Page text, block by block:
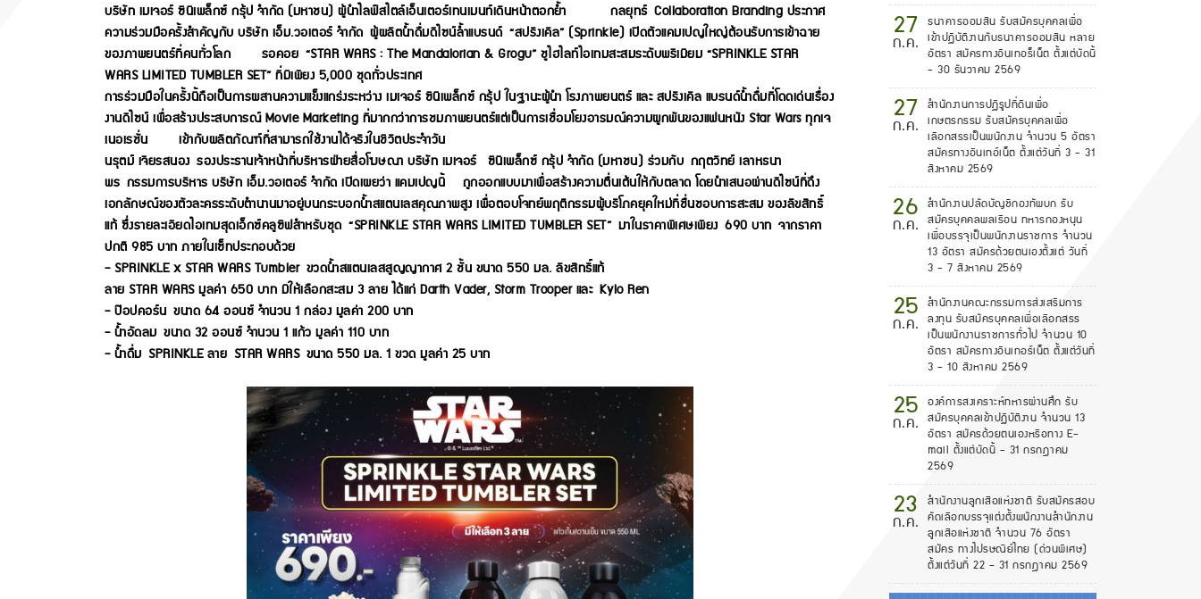
บริษัท เมเจอร์ ซีนีเพล็กซ์ กรุ้ป จำกัด (มหาชน) ผู้นำไลฟ์สไตล์เอ็นเตอร์เทนเมนท์เดินหน้าตอกย้ำ กลยุทธ์ Collaboration Branding ประกาศ
ความร่วมมือครั้งสำคัญกับ บริษัท เอ็ม.วอเตอร์ จำกัด ผู้ผลิตน้ำดื่มดีไซน์ล้ำแบรนด์ “สปริงเคิล” (Sprinkle) เปิดตัวแคมเปญใหญ่ต้อนรับการเข้าฉาย
ของภาพยนตร์ที่คนทั่วโลก รอคอย “STAR WARS : The Mandalorian & Grogu” ชูไฮไลท์ไอเทมสะสมระดับพรีเมียม “SPRINKLE STAR
WARS LIMITED TUMBLER SET” ที่มีเพียง 5,000 ชุดทั่วประเทศ
การร่วมมือในครั้งนี้ถือเป็นการผสานความแข็งแกร่งระหว่าง เมเจอร์ ซีนีเพล็กซ์ กรุ้ป ในฐานะผู้นำ โรงภาพยนตร์ และ สปริงเคิล แบรนด์น้ำดื่มที่โดดเด่นเรื่อง
งานดีไซน์ เพื่อสร้างประสบการณ์ Movie Marketing ที่มากกว่าการชมภาพยนตร์แต่เป็นการเชื่อมโยงอารมณ์ความผูกพันของแฟนหนัง Star Wars ทุกเจ
เนอเรชั่น เข้ากับผลิตภัณฑ์ที่สามารถใช้งานได้จริงในชีวิตประจำวัน
นรุตม์ เจียรสนอง รองประธานเจ้าหน้าที่บริหารฝ่ายสื่อโฆษณา บริษัท เมเจอร์ ซีนีเพล็กซ์ กรุ้ป จำกัด (มหาชน) ร่วมกับ กฤตวิทย์ เลาหธนา
พร กรรมการบริหาร บริษัท เอ็ม.วอเตอร์ จำกัด เปิดเผยว่า แคมเปญนี้ ถูกออกแบบมาเพื่อสร้างความตื่นเต้นให้กับตลาด โดยนำเสนอผ่านดีไซน์ที่ดึง
เอกลักษณ์ของตัวละครระดับตำนานมาอยู่บนกระบอกน้ำสแตนเลสคุณภาพสูง เพื่อตอบโจทย์พฤติกรรมผู้บริโภคยุคใหม่ที่ชื่นชอบการสะสม ของลิขสิทธิ์
แท้ ซึ่งรายละเอียดไอเทมสุดเอ็กซ์คลูซีฟสำหรับชุด “SPRINKLE STAR WARS LIMITED TUMBLER SET” มาในราคาพิเศษเพียง 690 บาท จากราคา
ปกติ 985 บาท ภายในเซ็ทประกอบด้วย
- SPRINKLE x STAR WARS Tumbler ขวดน้ำสแตนเลสสูญญากาศ 2 ชั้น ขนาด 550 มล. ลิขสิทธิ์แท้
ลาย STAR WARS มูลค่า 650 บาท มีให้เลือกสะสม 3 ลาย ได้แก่ Darth Vader, Storm Trooper และ Kylo Ren
- ป๊อปคอร์น ขนาด 64 ออนซ์ จำนวน 1 กล่อง มูลค่า 200 บาท
- น้ำอัดลม ขนาด 32 ออนซ์ จำนวน 1 แก้ว มูลค่า 110 บาท
- น้ำดื่ม SPRINKLE ลาย STAR WARS ขนาด 550 มล. 1 ขวด มูลค่า 25 บาท
27
ก.ค.
ธนาคารออมสิน รับสมัครบุคคลเพื่อ
เข้าปฏิบัติงานกับธนาคารออมสิน หลาย
อัตรา สมัครทางอินเทอร็เน็ต ตั้งแต่บัดนี้
- 30 ธันวาคม 2569
27
ก.ค.
สำนักงานการปฏิรูปที่ดินเพื่อ
เกษตรกรรม รับสมัครบุคคลเพื่อ
เลือกสรรเป็นพนักงาน จำนวน 5 อัตรา
สมัครทางอินเทอ์เน็ต ตั้งแต่วันที่ 3 - 31
สิงหาคม 2569
26
ก.ค.
สำนักงานปลัดบัญชีกองทัพบก รับ
สมัครบุคคลพลเรือน ทหารกองหนุน
เพื่อบรรจุเป็นพนักงานราชการ จำนวน
13 อัตรา สมัครด้วยตนเองตั้งแต่ วันที่
3 - 7 สิงหาคม 2569
25
ก.ค.
สำนักงานคณะกรรมการส่งเสริมการ
ลงทุน รับสมัครบุคคลเพื่อเลือกสรร
เป็นพนักงานราชการทั่วไป จำนวน 10
อัตรา สมัครทางอินเทอร์เน็ต ตั้งแต่วันที่
3 - 10 สิงหาคม 2569
25
ก.ค.
องค์การสงเคราะห์ทหารผ่านศึก รับ
สมัครบุคคลเข้าปฏิบัติงาน จำนวน 13
อัตรา สมัครด้วยตนเองหรือทาง E-
mail ตั้งแต่บัดนี้ - 31 กรกฎาคม
2569
23
ก.ค.
สํานักงานลูกเสือแห่งชาติ รับสมัครสอบ
คัดเลือกบรรจุแต่งตั้งพนักงานสํานักงาน
ลูกเสือแห่งชาติ จำนวน 76 อัตรา
สมัคร ทางไปรษณีย์ไทย (ด่วนพิเศษ)
ตั้งแต่วันที่ 22 – 31 กรกฎาคม 2569